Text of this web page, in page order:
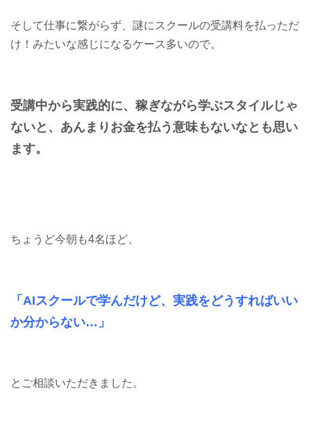
そして仕事に繋がらず、謎にスクールの受講料を払っただ
け！みたいな感じになるケース多いので。
受講中から実践的に、稼ぎながら学ぶスタイルじゃ
ないと、あんまりお金を払う意味もないなとも思い
ます。
ちょうど今朝も4名ほど、
「AIスクールで学んだけど、実践をどうすればいい
か分からない…」
とご相談いただきました。